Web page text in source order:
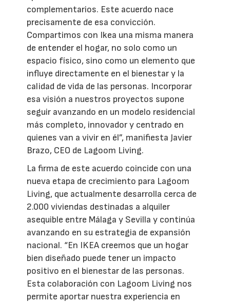
complementarios. Este acuerdo nace
precisamente de esa convicción.
Compartimos con Ikea una misma manera
de entender el hogar, no solo como un
espacio físico, sino como un elemento que
influye directamente en el bienestar y la
calidad de vida de las personas. Incorporar
esa visión a nuestros proyectos supone
seguir avanzando en un modelo residencial
más completo, innovador y centrado en
quienes van a vivir en él”, manifiesta Javier
Brazo, CEO de Lagoom Living.
La firma de este acuerdo coincide con una
nueva etapa de crecimiento para Lagoom
Living, que actualmente desarrolla cerca de
2.000 viviendas destinadas a alquiler
asequible entre Málaga y Sevilla y continúa
avanzando en su estrategia de expansión
nacional. “En IKEA creemos que un hogar
bien diseñado puede tener un impacto
positivo en el bienestar de las personas.
Esta colaboración con Lagoom Living nos
permite aportar nuestra experiencia en